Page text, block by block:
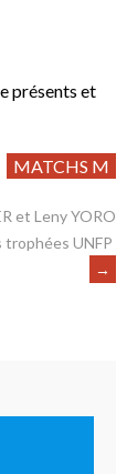
présents et
MATCHS M
et Leny YORO
trophées UNFP
→